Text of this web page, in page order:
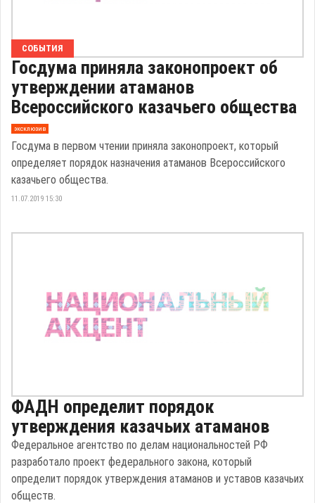
СОБЫТИЯ
Госдума приняла законопроект об
утверждении атаманов
Всероссийского казачьего общества
эксклюзив
Госдума в первом чтении приняла законопроект, который
определяет порядок назначения атаманов Всероссийского
казачьего общества.
11.07.2019 15:30
ФАДН определит порядок
утверждения казачьих атаманов
Федеральное агентство по делам национальностей РФ
разработало проект федерального закона, который
определит порядок утверждения атаманов и уставов казачьих
обществ.